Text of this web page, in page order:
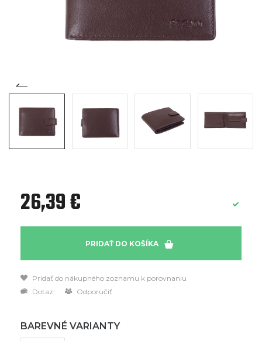
26,39 €
PRIDAŤ DO KOŠÍKA
Pridať do nákupného zoznamu k porovnaniu
Dotaz
Odporučiť
BAREVNÉ VARIANTY